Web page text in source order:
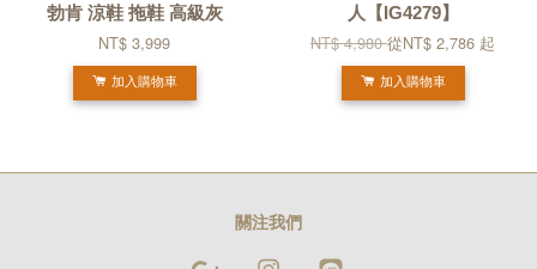
勃肯 涼鞋 拖鞋 高級灰
NT$ 3,999
加入購物車
人【IG4279】
NT$ 4,980從NT$ 2,786 起
加入購物車
關注我們